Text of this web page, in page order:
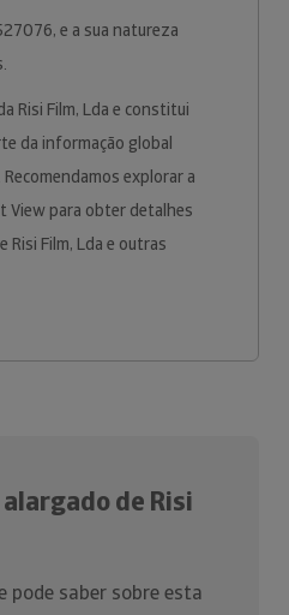
e a sua natureza
Risi Film, Lda e constitui
da informação global
explorar a
View para obter detalhes
Film, Lda e outras
de Risi
pode saber sobre esta